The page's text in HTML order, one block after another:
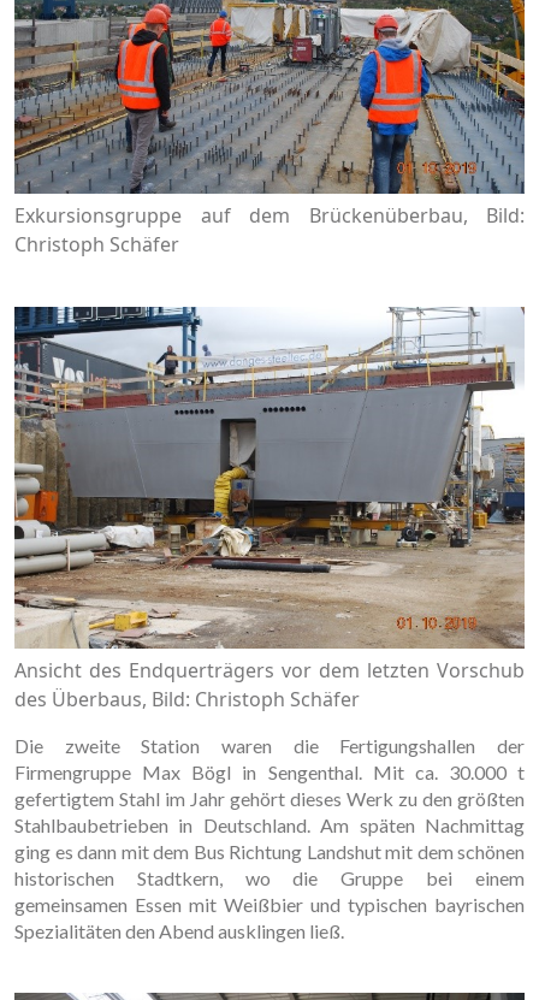
Exkursionsgruppe auf dem Brückenüberbau, Bild:
Christoph Schäfer
Ansicht des Endquerträgers vor dem letzten Vorschub
des Überbaus, Bild: Christoph Schäfer
Die zweite Station waren die Fertigungshallen der
Firmengruppe Max Bögl in Sengenthal. Mit ca. 30.000 t
gefertigtem Stahl im Jahr gehört dieses Werk zu den größten
Stahlbaubetrieben in Deutschland. Am späten Nachmittag
ging es dann mit dem Bus Richtung Landshut mit dem schönen
historischen Stadtkern, wo die Gruppe bei einem
gemeinsamen Essen mit Weißbier und typischen bayrischen
Spezialitäten den Abend ausklingen ließ.